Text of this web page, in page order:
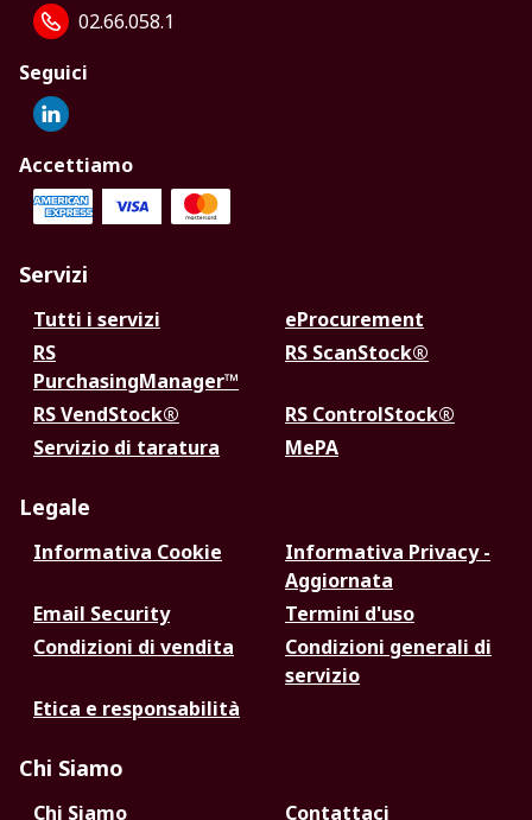
02.66.058.1
Seguici
Accettiamo
Servizi
Tutti i servizi
eProcurement
RS
PurchasingManager™
RS ScanStock®
RS VendStock®
RS ControlStock®
Servizio di taratura
MePA
Legale
Informativa Cookie
Informativa Privacy -
Aggiornata
Email Security
Termini d'uso
Condizioni di vendita
Condizioni generali di
servizio
Etica e responsabilità
Chi Siamo
Chi Siamo Contattaci